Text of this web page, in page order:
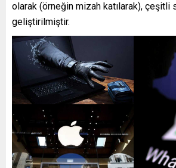
olarak (örneğin mizah katılarak), çeşitli
geliştirilmiştir.